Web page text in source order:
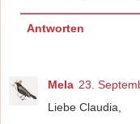
Antworten
Mela 23.
Liebe Claudia,